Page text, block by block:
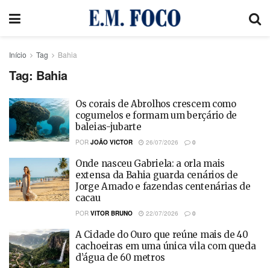
Início Tag Bahia
Tag: Bahia
Os corais de Abrolhos crescem como
cogumelos e formam um berçário de
baleias-jubarte
POR JOÃO VICTOR 26/07/2026 0
Onde nasceu Gabriela: a orla mais
extensa da Bahia guarda cenários de
Jorge Amado e fazendas centenárias de
cacau
POR VITOR BRUNO 22/07/2026 0
A Cidade do Ouro que reúne mais de 40
cachoeiras em uma única vila com queda
d’água de 60 metros